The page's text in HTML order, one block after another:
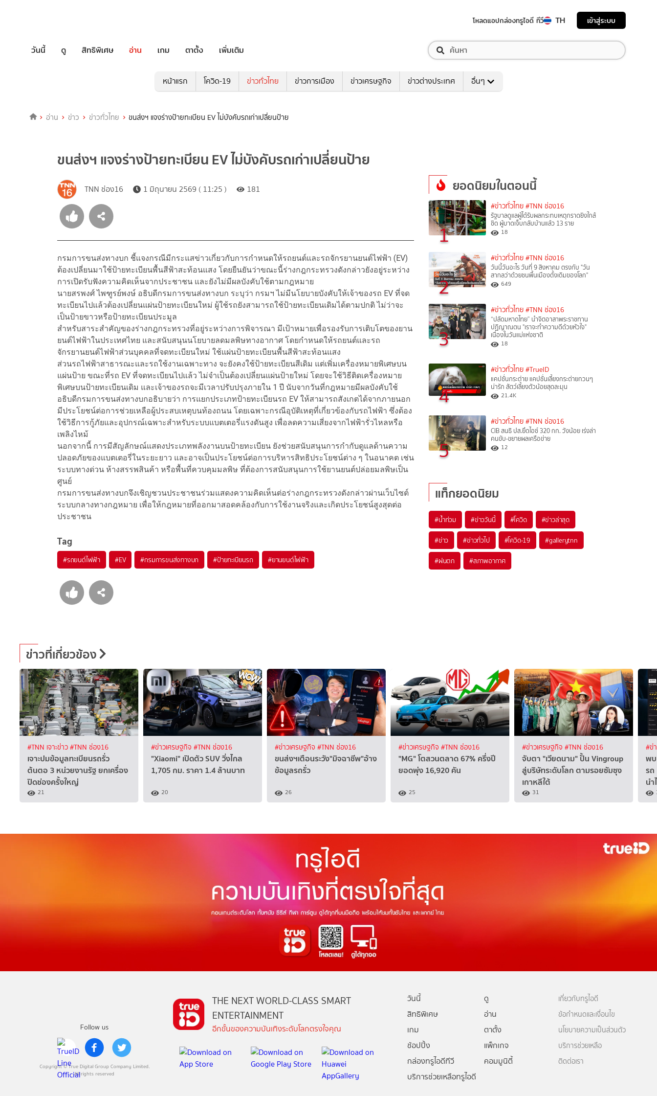
โหลดแอปกล่องทรูไอดี ทีวี TH เข้าสู่ระบบ
วันนี้ ดู สิทธิพิเศษ อ่าน เกม ตาตั้ง เพิ่มเติม
หน้าแรก โควิด-19 ข่าวทั่วไทย ข่าวการเมือง ข่าวเศรษฐกิจ ข่าวต่างประเทศ อื่นๆ
อ่าน ข่าว ข่าวทั่วไทย ขนส่งฯ แจงร่างป้ายทะเบียน EV ไม่บังคับรถเก่าเปลี่ยนป้าย
ขนส่งฯ แจงร่างป้ายทะเบียน EV ไม่บังคับรถเก่าเปลี่ยนป้าย
TNN ช่อง16 1 มิถุนายน 2569 ( 11:25 ) 181
กรมการขนส่งทางบก ชี้แจงกรณีมีกระแสข่าวเกี่ยวกับการกำหนดให้รถยนต์และรถจักรยานยนต์ไฟฟ้า (EV)
ต้องเปลี่ยนมาใช้ป้ายทะเบียนพื้นสีฟ้าสะท้อนแสง โดยยืนยันว่าขณะนี้ร่างกฎกระทรวงดังกล่าวยังอยู่ระหว่าง
การเปิดรับฟังความคิดเห็นจากประชาชน และยังไม่มีผลบังคับใช้ตามกฎหมาย
นายสรพงศ์ ไพฑูรย์พงษ์ อธิบดีกรมการขนส่งทางบก ระบุว่า กรมฯ ไม่มีนโยบายบังคับให้เจ้าของรถ EV ที่จด
ทะเบียนไปแล้วต้องเปลี่ยนแผ่นป้ายทะเบียนใหม่ ผู้ใช้รถยังสามารถใช้ป้ายทะเบียนเดิมได้ตามปกติ ไม่ว่าจะ
เป็นป้ายขาวหรือป้ายทะเบียนประมูล
สำหรับสาระสำคัญของร่างกฎกระทรวงที่อยู่ระหว่างการพิจารณา มีเป้าหมายเพื่อรองรับการเติบโตของยาน
ยนต์ไฟฟ้าในประเทศไทย และสนับสนุนนโยบายลดมลพิษทางอากาศ โดยกำหนดให้รถยนต์และรถ
จักรยานยนต์ไฟฟ้าส่วนบุคคลที่จดทะเบียนใหม่ ใช้แผ่นป้ายทะเบียนพื้นสีฟ้าสะท้อนแสง
ส่วนรถไฟฟ้าสาธารณะและรถใช้งานเฉพาะทาง จะยังคงใช้ป้ายทะเบียนสีเดิม แต่เพิ่มเครื่องหมายพิเศษบน
แผ่นป้าย ขณะที่รถ EV ที่จดทะเบียนไปแล้ว ไม่จำเป็นต้องเปลี่ยนแผ่นป้ายใหม่ โดยจะใช้วิธีติดเครื่องหมาย
พิเศษบนป้ายทะเบียนเดิม และเจ้าของรถจะมีเวลาปรับปรุงภายใน 1 ปี นับจากวันที่กฎหมายมีผลบังคับใช้
อธิบดีกรมการขนส่งทางบกอธิบายว่า การแยกประเภทป้ายทะเบียนรถ EV ให้สามารถสังเกตได้จากภายนอก
มีประโยชน์ต่อการช่วยเหลือผู้ประสบเหตุบนท้องถนน โดยเฉพาะกรณีอุบัติเหตุที่เกี่ยวข้องกับรถไฟฟ้า ซึ่งต้อง
ใช้วิธีการกู้ภัยและอุปกรณ์เฉพาะสำหรับระบบแบตเตอรี่แรงดันสูง เพื่อลดความเสี่ยงจากไฟฟ้ารั่วไหลหรือ
เพลิงไหม้
นอกจากนี้ การมีสัญลักษณ์แสดงประเภทพลังงานบนป้ายทะเบียน ยังช่วยสนับสนุนการกำกับดูแลด้านความ
ปลอดภัยของแบตเตอรี่ในระยะยาว และอาจเป็นประโยชน์ต่อการบริหารสิทธิประโยชน์ต่าง ๆ ในอนาคต เช่น
ระบบทางด่วน ห้างสรรพสินค้า หรือพื้นที่ควบคุมมลพิษ ที่ต้องการสนับสนุนการใช้ยานยนต์ปล่อยมลพิษเป็น
ศูนย์
กรมการขนส่งทางบกจึงเชิญชวนประชาชนร่วมแสดงความคิดเห็นต่อร่างกฎกระทรวงดังกล่าวผ่านเว็บไซต์
ระบบกลางทางกฎหมาย เพื่อให้กฎหมายที่ออกมาสอดคล้องกับการใช้งานจริงและเกิดประโยชน์สูงสุดต่อ
ประชาชน
Tag
#รถยนต์ไฟฟ้า #EV #กรมการขนส่งทางบก #ป้ายทะเบียนรถ #ยานยนต์ไฟฟ้า
ยอดนิยมในตอนนี้
1
#ข่าวทั่วไทย #TNN ช่อง16
รัฐบาลดูแลผู้ได้รับผลกระทบเหตุกราดยิงใกล้
ชิด ผู้บาดเจ็บกลับบ้านแล้ว 13 ราย
18
2
#ข่าวทั่วไทย #TNN ช่อง16
วันนี้วันอะไร วันที่ 9 สิงหาคม ตรงกับ "วัน
สากลว่าด้วยชนพื้นเมืองดั้งเดิมของโลก"
649
3
#ข่าวทั่วไทย #TNN ช่อง16
“ปลัดมหาดไทย” นำจิตอาสาพระราชทาน
ปฏิญาณตน "เราจะทำความดีด้วยหัวใจ"
เนื่องในวันแม่แห่งชาติ
18
4
#ข่าวทั่วไทย #TrueID
แคปชั่นกระต่าย แคปชั่นเลี้ยงกระต่ายกวนๆ
น่ารัก สัตว์เลี้ยงตัวน้อยสุดละมุน
21.4K
5
#ข่าวทั่วไทย #TNN ช่อง16
CIB สนธิ ปส.ยึดไอซ์ 320 กก. วังน้อย เร่งล่า
คนขับ-ขยายผลเครือข่าย
12
แท็กยอดนิยม
#น้ำท่วม #ข่าววันนี้ #โควิด #ข่าวล่าสุด
#ข่าว #ข่าวทั่วไป #โควิด-19 #gallerytnn
#ฝนตก #สภาพอากาศ
ข่าวที่เกี่ยวข้อง
#TNN เจาะข่าว#TNN ช่อง16
เจาะปมข้อมูลทะเบียนรถรั่ว
ต้นตอ 3 หน่วยงานรัฐ ยกเครื่อง
ปิดช่องครั้งใหญ่
21
#ข่าวเศรษฐกิจ #TNN ช่อง16
"Xiaomi" เปิดตัว SUV วิ่งไกล
1,705 กม. ราคา 1.4 ล้านบาท
20
#ข่าวเศรษฐกิจ #TNN ช่อง16
ขนส่งฯเตือนระวัง"มิจฉาชีพ"อ้าง
ข้อมูลรถรั่ว
26
#ข่าวเศรษฐกิจ #TNN ช่อง16
"MG" โตสวนตลาด 67% ครึ่งปี
ยอดพุ่ง 16,920 คัน
25
#ข่าวเศรษฐกิจ #TNN ช่อง16
จับตา "เวียดนาม" ปั้น Vingroup
สู่บริษัทระดับโลก ตามรอยซัมซุง
เกาหลีใต้
31
#ข่
พบ
ร
นำ
Follow us
Copyright © True Digital Group Company Limited.
All rights reserved
THE NEXT WORLD-CLASS SMART
ENTERTAINMENT
อีกขั้นของความบันเทิงระดับโลกตรงใจคุณ
วันนี้
ดู
สิทธิพิเศษ
อ่าน
เกม
ตาตั้ง
ช้อปปิ้ง
แพ็กเกจ
กล่องทรูไอดีทีวี
คอมมูนิตี้
บริการช่วยเหลือทรูไอดี
เกี่ยวกับทรูไอดี
ข้อกำหนดและเงื่อนไข
นโยบายความเป็นส่วนตัว
บริการช่วยเหลือ
ติดต่อเรา